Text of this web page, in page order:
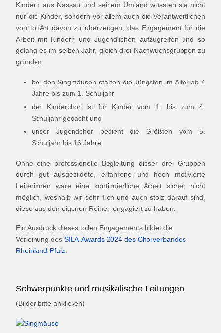
Kindern aus Nassau und seinem Umland wussten sie nicht
nur die Kinder, sondern vor allem auch die Verantwortlichen
von tonArt davon zu überzeugen, das Engagement für die
Arbeit mit Kindern und Jugendlichen aufzugreifen und so
gelang es im selben Jahr, gleich drei Nachwuchsgruppen zu
gründen:
bei den Singmäusen starten die Jüngsten im Alter ab 4
Jahre bis zum 1. Schuljahr
der Kinderchor ist für Kinder vom 1. bis zum 4.
Schuljahr gedacht und
unser Jugendchor bedient die Größten vom 5.
Schuljahr bis 16 Jahre.
Ohne eine professionelle Begleitung dieser drei Gruppen
durch gut ausgebildete, erfahrene und hoch motivierte
Leiterinnen wäre eine kontinuierliche Arbeit sicher nicht
möglich, weshalb wir sehr froh und auch stolz darauf sind,
diese aus den eigenen Reihen engagiert zu haben.
Ein Ausdruck dieses tollen Engagements bildet die
Verleihung des SILA-Awards 2024 des Chorverbandes
Rheinland-Pfalz
Schwerpunkte und musikalische Leitungen
(Bilder bitte anklicken)